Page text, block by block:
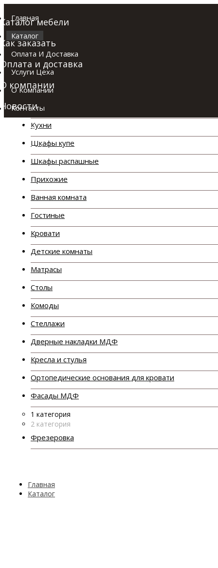
Главная
Каталог
Оплата И Доставка
Услуги Цеха
О Компании
Контакты
Каталог
Кухни
Шкафы купе
Шкафы распашные
Прихожие
Ванная комната
Гостиные
Кровати
Детские комнаты
Матрасы
Столы
Комоды
Стеллажи
Дверные накладки МДФ
Кресла и стулья
Ортопедические основания для кровати
Фасады МДФ
1 категория
2 категория
Фрезеровка
Главная
Каталог
Каталог мебели
Как заказать
Оплата и доставка
О компании
Новости
Отзывы
Контакты